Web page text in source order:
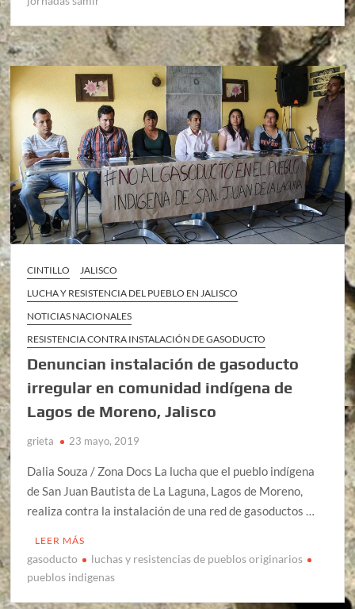
CINTILLO
JALISCO
LUCHA Y RESISTENCIA DEL PUEBLO EN JALISCO
NOTICIAS NACIONALES
RESISTENCIA CONTRA INSTALACIÓN DE GASODUCTO
Denuncian instalación de gasoducto
irregular en comunidad indígena de
Lagos de Moreno, Jalisco
grieta 23 mayo, 2019
Dalia Souza / Zona Docs La lucha que el pueblo indígena
de San Juan Bautista de La Laguna, Lagos de Moreno,
realiza contra la instalación de una red de gasoductos …
LEER MÁS
gasoducto
luchas y resistencias de pueblos originarios
pueblos indigenas